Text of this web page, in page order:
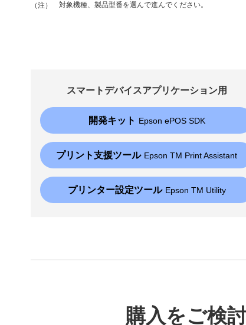
（注） 対象機種、製品型番を選んで進んでください。
スマートデバイスアプリケーション用
開発キット Epson ePOS SDK
プリント支援ツール Epson TM Print Assistant
プリンター設定ツール Epson TM Utility
購入をご検